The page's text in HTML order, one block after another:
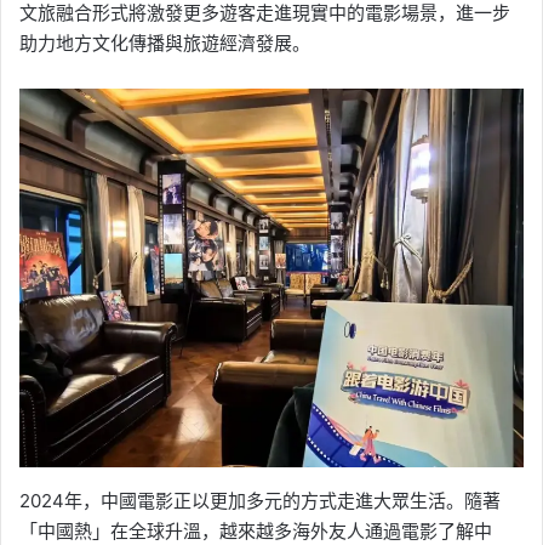
文旅融合形式將激發更多遊客走進現實中的電影場景，進一步
助力地方文化傳播與旅遊經濟發展。
2024年，中國電影正以更加多元的方式走進大眾生活。隨著
「中國熱」在全球升溫，越來越多海外友人通過電影了解中